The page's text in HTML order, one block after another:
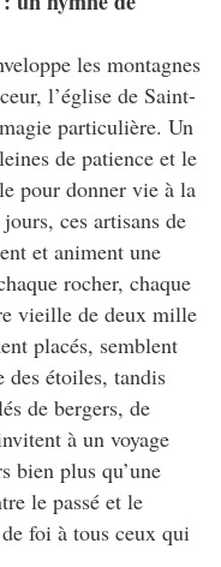
les montagnes
l’église de Saint-
particulière. Un
de patience et le
pour donner vie à la
ces artisans de
et animent une
rocher, chaque
vieille de deux mille
placés, semblent
des étoiles, tandis
de bergers, de
à un voyage
bien plus qu’une
le passé et le
foi à tous ceux qui